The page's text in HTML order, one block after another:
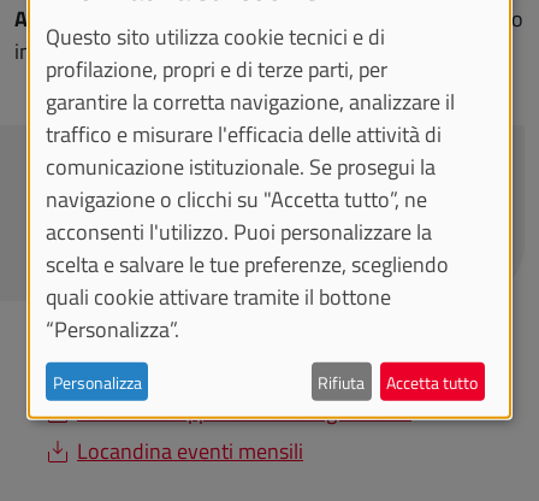
Accesso libero
, risultato
in 20 minuti.
CONTATTACI
torinoftc@gmail.com
DOCUMENTI
Locandina appuntamenti luglio 2026
Locandina eventi mensili
Questo sito utilizza cookie tecnici e di
profilazione, propri e di terze parti, per
garantire la corretta navigazione, analizzare il
traffico e misurare l'efficacia delle attività di
comunicazione istituzionale. Se prosegui la
navigazione o clicchi su "Accetta tutto”, ne
acconsenti l'utilizzo. Puoi personalizzare la
scelta e salvare le tue preferenze, scegliendo
quali cookie attivare tramite il bottone
“Personalizza”.
Personalizza Rifiuta Accetta tutto